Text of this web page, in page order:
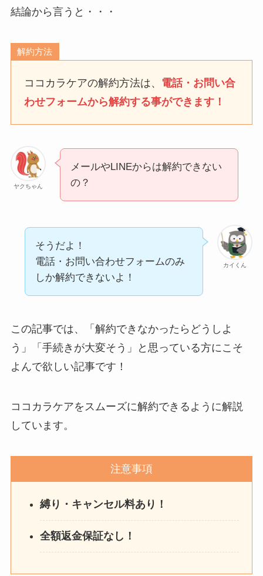
タイミングを詳しく解
説！
ユンス美容液の解約まと
ニューZの解約まとめ！
電話が繋がらない時の裏
解約できない？バロニー
を電話から解約する方法
を完全攻略
結論から言うと・・・
解約方法
ココカラケアの解約方法は、 電話・お問い合
わせフォームから解約する事ができます！
ヤクちゃん
メールやLINEからは解約できない
の？
カイくん
そうだよ！
電話・お問い合わせフォームのみ
しか解約できないよ！
この記事では、「解約できなかったらどうしよ
う」「手続きが大変そう」と思っている方にこそ
よんで欲しい記事です！
ココカラケアをスムーズに解約できるように解説
しています。
注意事項
縛り・キャンセル料あり！
全額返金保証なし！